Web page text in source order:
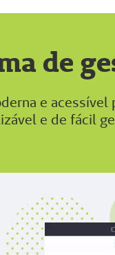
de
e acessível
e de fácil